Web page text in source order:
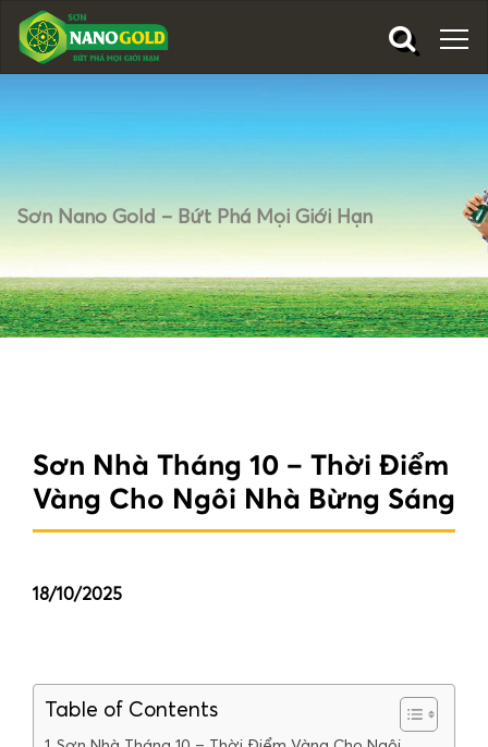
Sơn Nano Gold – Bứt Phá Mọi Giới Hạn
Sơn Nhà Tháng 10 – Thời Điểm
Vàng Cho Ngôi Nhà Bừng Sáng
18/10/2025
Table of Contents